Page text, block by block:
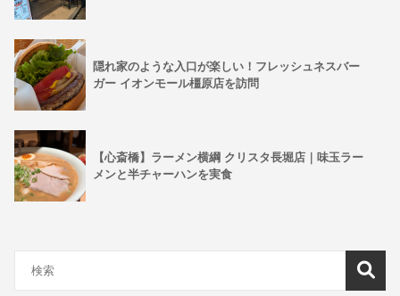
隠れ家のような入口が楽しい！フレッシュネスバー
ガー イオンモール橿原店を訪問
【心斎橋】ラーメン横綱 クリスタ長堀店｜味玉ラー
メンと半チャーハンを実食